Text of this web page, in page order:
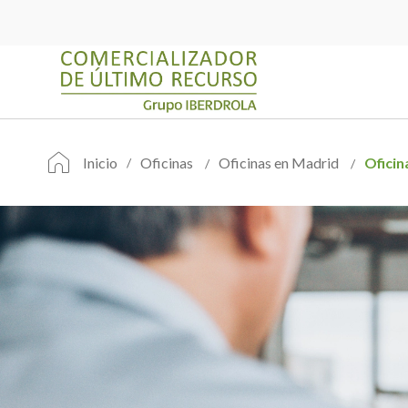
Inicio Oficinas Oficinas en Madrid